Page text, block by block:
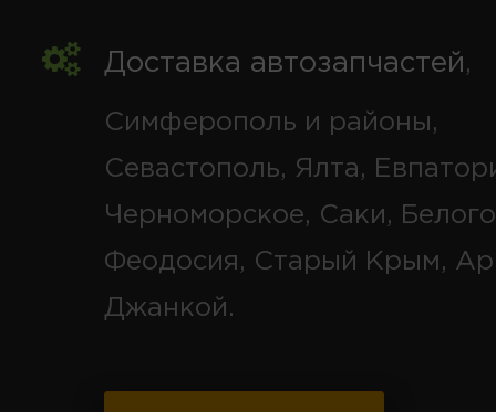
Доставка автозапчастей,
Симферополь и районы,
Севастополь, Ялта,
Черноморское, Саки,
Феодосия, Старый Крым,
Джанкой.